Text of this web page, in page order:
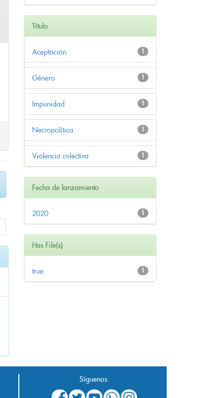
Título
1
Aceptación
1
Género
1
Impunidad
1
Necropolítica
1
Violencia colectiva
Fecha de lanzamiento
1
2020
Has File(s)
1
true
Síguenos: